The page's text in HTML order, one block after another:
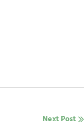
Next Post